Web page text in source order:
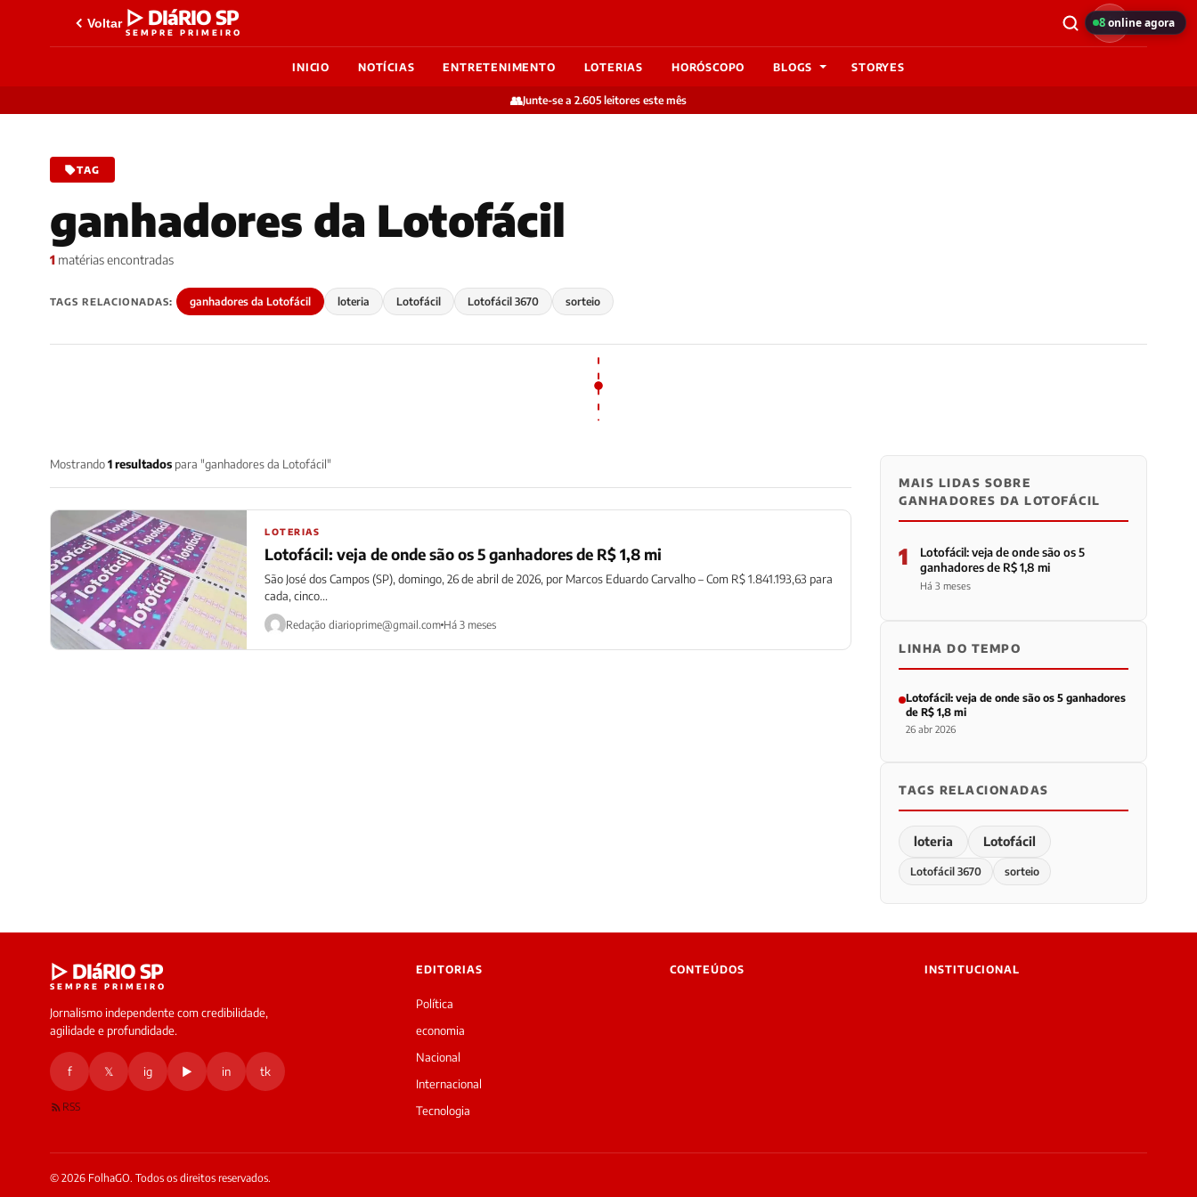
Voltar ▷ DIáRIO SP
SEMPRE PRIMEIRO
INICIO NOTÍCIAS ENTRETENIMENTO LOTERIAS HORÓSCOPO BLOGS STORYES
👥Junte-se a 2.605 leitores este mês
TAG
ganhadores da Lotofácil
1 matérias encontradas
TAGS RELACIONADAS: ganhadores da Lotofácil loteria Lotofácil Lotofácil 3670 sorteio
Mostrando1 resultados para "ganhadores da Lotofácil"
LOTERIAS
Lotofácil: veja de onde são os 5 ganhadores de R$ 1,8 mi
São José dos Campos (SP), domingo, 26 de abril de 2026, por Marcos Eduardo Carvalho – Com R$ 1.841.193,63 para
cada, cinco...
Redação diarioprime@gmail.com Há 3 meses
MAIS LIDAS SOBRE
GANHADORES DA LOTOFÁCIL
1
Lotofácil: veja de onde são os 5
ganhadores de R$ 1,8 mi
Há 3 meses
LINHA DO TEMPO
Lotofácil: veja de onde são os 5 ganhadores
de R$ 1,8 mi
26 abr 2026
TAGS RELACIONADAS
loteria Lotofácil
Lotofácil 3670 sorteio
▷ DIáRIO SP
SEMPRE PRIMEIRO
Jornalismo independente com credibilidade,
agilidade e profundidade.
f 𝕏 ig ▶ in tk
RSS
EDITORIAS
Política
economia
Nacional
Internacional
Tecnologia
CONTEÚDOS INSTITUCIONAL
© 2026 FolhaGO. Todos os direitos reservados.
8online agora